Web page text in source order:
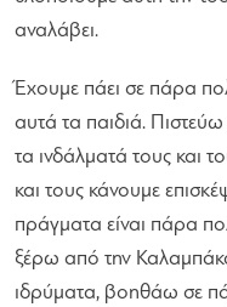
αναλάβει.
Έχουμε πάει σε πάρα
αυτά τα παιδιά. Πιστεύω
τα ινδάλματά τους και
και τους κάνουμε
πράγματα είναι πάρα
ξέρω από την
ιδρύματα, βοηθάω σε